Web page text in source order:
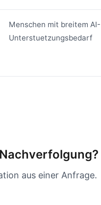
Menschen mit breitem AI-
Unterstuetzungsbedarf
aus einer Anfrage.